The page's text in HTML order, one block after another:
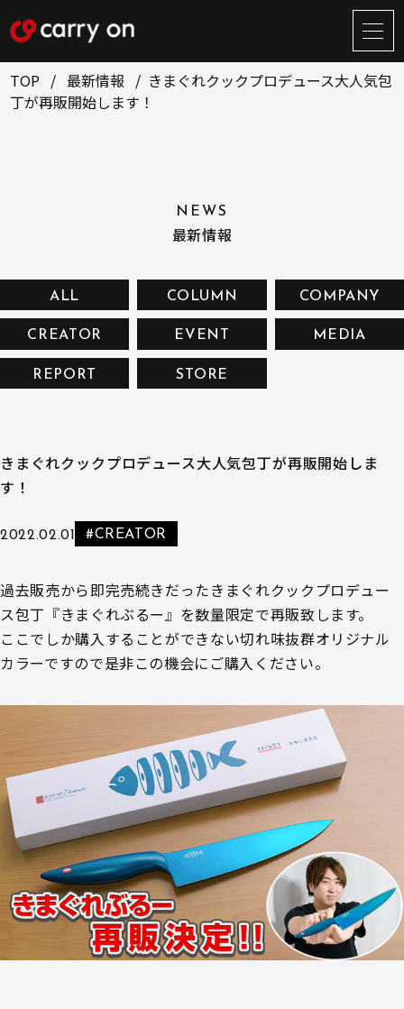
サ
イ
ト
メ
RECRUIT
お問い合せ
プライバシーポリシー
TOP 最新情報
きまぐれクックプロデュース大人気包
丁が再販開始します！
NEWS
最新情報
ALL COLUMN COMPANY
CREATOR EVENT MEDIA
REPORT STORE
きまぐれクックプロデュース大人気包丁が再販開始しま
す！
2022.02.01 #CREATOR
過去販売から即完売続きだったきまぐれクックプロデュー
ス包丁『きまぐれぶるー』を数量限定で再販致します。
ここでしか購入することができない切れ味抜群オリジナル
カラーですので是非この機会にご購入ください。